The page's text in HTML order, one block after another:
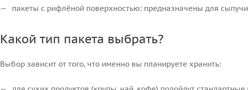
пакеты с рифлёной поверхностью: предназначены для
Какой тип пакета выбрать?
Выбор зависит от того, что именно вы планируете хранить: